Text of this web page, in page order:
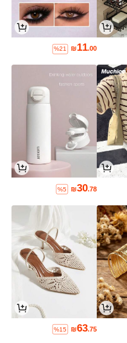
₪11.00
%21
₪30.78
%5
₪63.75
%15